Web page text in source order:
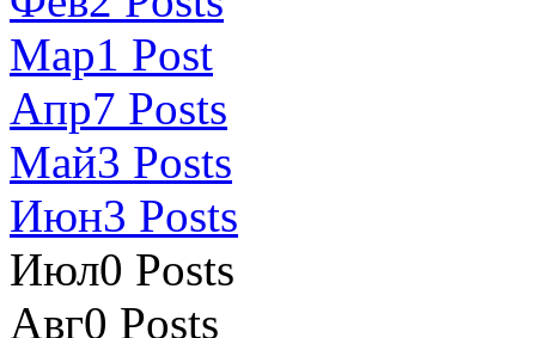
Мар1 Post
Апр7 Posts
Май3 Posts
Июн3 Posts
Июл0 Posts
Авг0 Posts